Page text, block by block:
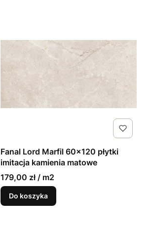
Fanal Lord Marfil 60x120 płytki
imitacja kamienia matowe
179,00 zł / m2
Do koszyka